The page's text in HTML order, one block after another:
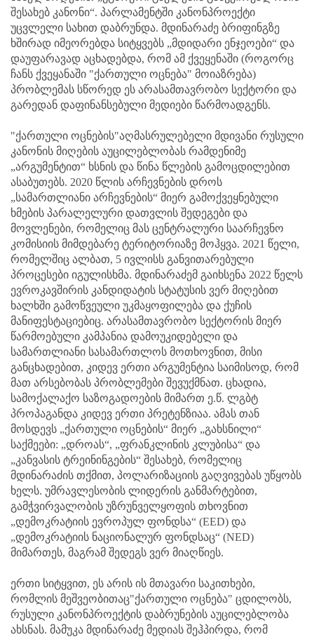
შესახებ კანონი“. პარლამენტში კანონპროექტი
უცვლელი სახით დაბრუნდა. მდინარაძე ბრიფინგზე
ხშირად იმეორებდა სიტყვებს „მდიდარი ენჯეოები“ და
დაუფარავად აცხადებდა, რომ ამ ქვეყენაში (როგორც
ჩანს ქვეყანაში "ქართული ოცნება" მოიაზრება)
პრობლემას სწორედ ეს არასამთავრობო სექტორი და
გარედან დაფინანსებული მედიები წარმოადგენს.
"ქართული ოცნების"აღმასრულებელი მდივანი რუსული
კანონის მიღების აუცილებლობას რამდენიმე
„არგუმენტით“ ხსნის და წინა წლების გამოცდილებით
ასაბუთებს. 2020 წლის არჩევნების დროს
„სამართლიანი არჩევნების“ მიერ გამოქვეყნებული
ხმების პარალელური დათვლის შედეგები და
მოვლენები, რომელიც მას ცენტრალური საარჩევნო
კომისიის მიმდებარე ტერიტორიაზე მოჰყვა. 2021 წელი,
რომელშიც ალბათ, 5 ივლისს განვითარებული
პროცესები იგულისხმა. მდინარაძემ გაიხსენა 2022 წელს
ევროკავშირის კანდიდატის სტატუსის ვერ მიღებით
ხალხში გამოწვეული უკმაყოფილება და ქუჩის
მანიფესტაციებიც. არასამთავრობო სექტორის მიერ
წარმოებული კამპანია დამოუკიდებელი და
სამართლიანი სასამართლოს მოთხოვნით, მისი
განცხადებით, კიდევ ერთი არგუმენტია საიმისოდ, რომ
მათ არსებობას პრობლემები შევუქმნათ. ცხადია,
სამოქალაქო საზოგადოების მიმართ ე.წ. ლგბტ
პროპაგანდა კიდევ ერთი პრეტენზიაა. ამას თან
მოსდევს „ქართული ოცნების“ მიერ „გახსნილი“
საქმეები: „დროას“, „ფრანკლინის კლუბისა“ და
„კანვასის ტრეინინგების“ შესახებ, რომელიც
მდინარაძის თქმით, პოლარიზაციის გაღვივებას უწყობს
ხელს. უმრავლესობის ლიდერის განმარტებით,
გამჭვირვალობის უზრუნველყოფის თხოვნით
„დემოკრატიის ევროპულ ფონდსა“ (EED) და
„დემოკრატიის ნაციონალურ ფონდსაც“ (NED)
მიმართეს, მაგრამ შედეგს ვერ მიაღწიეს.
ერთი სიტყვით, ეს არის ის მთავარი საკითხები,
რომლის მეშვეობითაც"ქართული ოცნება" ცდილობს,
რუსული კანონპროექტის დაბრუნების აუცილებლობა
ახსნას. მამუკა მდინარაძე მედიას შეჰპირდა, რომ